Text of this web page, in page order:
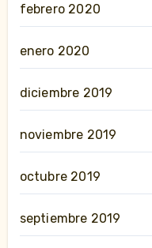
febrero 2020
enero 2020
diciembre 2019
noviembre 2019
octubre 2019
septiembre 2019